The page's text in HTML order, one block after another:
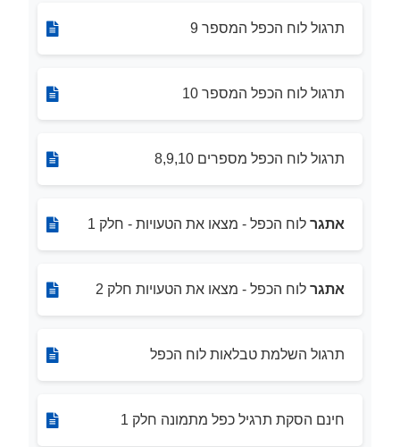
תרגול לוח הכפל המספר 9
תרגול לוח הכפל המספר 10
תרגול לוח הכפל מספרים 8,9,10
אתגר לוח הכפל - מצאו את הטעויות - חלק 1
אתגר לוח הכפל - מצאו את הטעויות חלק 2
תרגול השלמת טבלאות לוח הכפל
חינם הסקת תרגיל כפל מתמונה חלק 1